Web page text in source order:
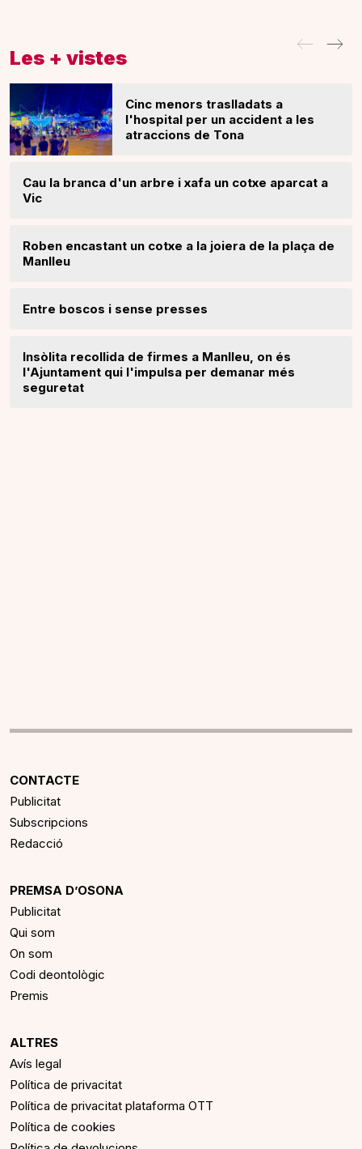
Les + vistes
Cinc menors traslladats a
l'hospital per un accident a les
atraccions de Tona
Cau la branca d'un arbre i xafa un cotxe aparcat a
Vic
Roben encastant un cotxe a la joiera de la plaça de
Manlleu
Entre boscos i sense presses
Insòlita recollida de firmes a Manlleu, on és
l'Ajuntament qui l'impulsa per demanar més
seguretat
CONTACTE
Publicitat
Subscripcions
Redacció
PREMSA D’OSONA
Publicitat
Qui som
On som
Codi deontològic
Premis
ALTRES
Avís legal
Política de privacitat
Política de privacitat plataforma OTT
Política de cookies